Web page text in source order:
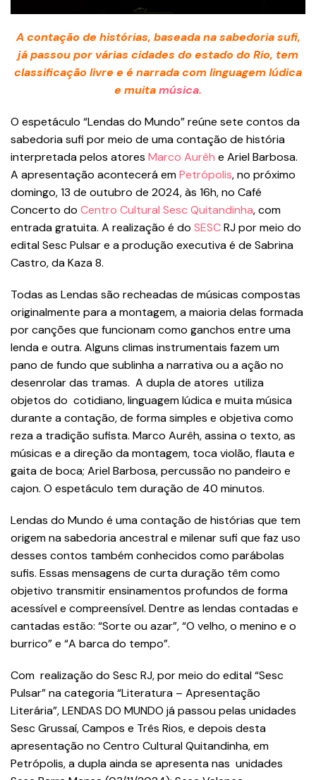
A contação de histórias, baseada na sabedoria sufi,
já passou por várias cidades do estado do Rio, tem
classificação livre e é narrada com linguagem lúdica
e muitamúsica.
O espetáculo “Lendas do Mundo” reúne sete contos da
sabedoria sufi por meio de uma contação de história
interpretada pelos atores Marco Aurêh e Ariel Barbosa.
A apresentação acontecerá emPetrópolis, no próximo
domingo, 13 de outubro de 2024, às 16h, no Café
Concerto do Centro Cultural Sesc Quitandinha, com
entrada gratuita. A realização é do SESCRJ por meio do
edital Sesc Pulsar e a produção executiva é de Sabrina
Castro, da Kaza 8.
Todas as Lendas são recheadas de músicas compostas
originalmente para a montagem, a maioria delas formada
por canções que funcionam como ganchos entre uma
lenda e outra. Alguns climas instrumentais fazem um
pano de fundo que sublinha a narrativa ou a ação no
desenrolar das tramas. A dupla de atores utiliza
objetos do cotidiano, linguagem lúdica e muita música
durante a contação, de forma simples e objetiva como
reza a tradição sufista. Marco Aurêh, assina o texto, as
músicas e a direção da montagem, toca violão, flauta e
gaita de boca; Ariel Barbosa, percussão no pandeiro e
cajon. O espetáculo tem duração de 40 minutos.
Lendas do Mundo é uma contação de histórias que tem
origem na sabedoria ancestral e milenar sufi que faz uso
desses contos também conhecidos como parábolas
sufis. Essas mensagens de curta duração têm como
objetivo transmitir ensinamentos profundos de forma
acessível e compreensível. Dentre as lendas contadas e
cantadas estão: “Sorte ou azar”, “O velho, o menino e o
burrico” e “A barca do tempo”.
Com realização do Sesc RJ, por meio do edital “Sesc
Pulsar” na categoria “Literatura – Apresentação
Literária”, LENDAS DO MUNDO já passou pelas unidades
Sesc Grussaí, Campos e Três Rios, e depois desta
apresentação no Centro Cultural Quitandinha, em
Petrópolis, a dupla ainda se apresenta nas unidades